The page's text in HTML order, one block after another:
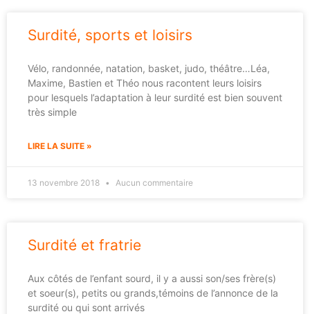
Surdité, sports et loisirs
Vélo, randonnée, natation, basket, judo, théâtre…Léa,
Maxime, Bastien et Théo nous racontent leurs loisirs
pour lesquels l’adaptation à leur surdité est bien souvent
très simple
LIRE LA SUITE »
13 novembre 2018 Aucun commentaire
Surdité et fratrie
Aux côtés de l’enfant sourd, il y a aussi son/ses frère(s)
et soeur(s), petits ou grands,témoins de l’annonce de la
surdité ou qui sont arrivés